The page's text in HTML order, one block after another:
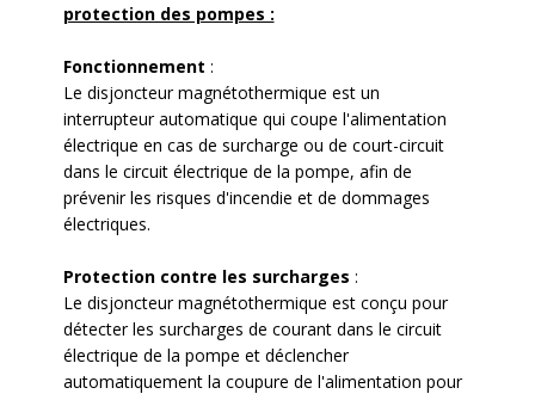
protection des pompes :
Fonctionnement :
Le disjoncteur magnétothermique est un
interrupteur automatique qui coupe l'alimentation
électrique en cas de surcharge ou de court-circuit
dans le circuit électrique de la pompe, afin de
prévenir les risques d'incendie et de dommages
électriques.
Protection contre les surcharges :
Le disjoncteur magnétothermique est conçu pour
détecter les surcharges de courant dans le circuit
électrique de la pompe et déclencher
automatiquement la coupure de l'alimentation pour